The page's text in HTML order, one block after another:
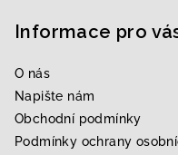
Informace pro
O nás
Napište nám
Obchodní podmínky
Podmínky ochrany